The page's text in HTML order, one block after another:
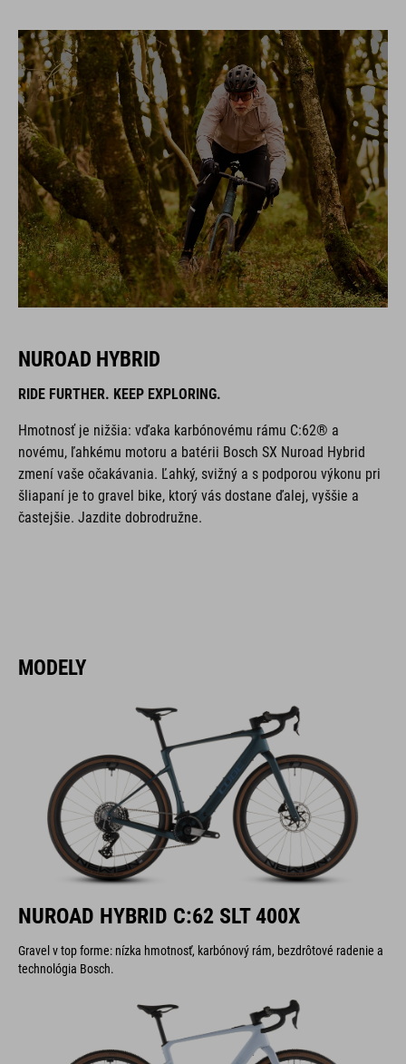
NUROAD HYBRID
RIDE FURTHER. KEEP EXPLORING.
Hmotnosť je nižšia: vďaka karbónovému rámu C:62® a
novému, ľahkému motoru a batérii Bosch SX Nuroad Hybrid
zmení vaše očakávania. Ľahký, svižný a s podporou výkonu pri
šliapaní je to gravel bike, ktorý vás dostane ďalej, vyššie a
častejšie. Jazdite dobrodružne.
MODELY
NUROAD HYBRID C:62 SLT 400X
Gravel v top forme: nízka hmotnosť, karbónový rám, bezdrôtové radenie a
technológia Bosch.